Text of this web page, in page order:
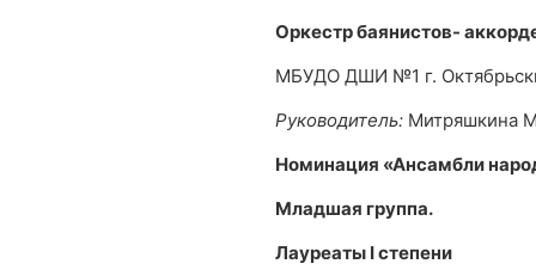
Оркестр баянистов-
МБУДО ДШИ №1 г.
Руководитель: Митряшкина
Номинация «Ансамбли
Младшая группа.
Лауреаты Iстепени